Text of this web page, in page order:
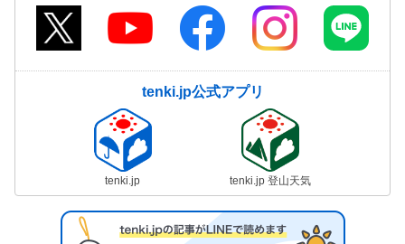
tenki.jp公式アプリ
tenki.jp tenki.jp 登山天気